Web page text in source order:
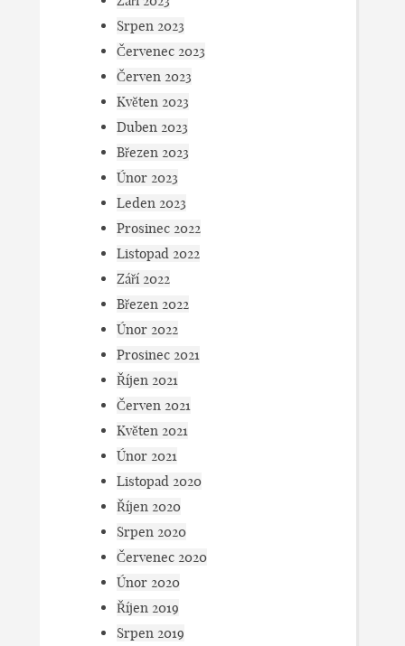
Srpen 2023
Červenec 2023
Červen 2023
Květen 2023
Duben 2023
Březen 2023
Únor 2023
Leden 2023
Prosinec 2022
Listopad 2022
Září 2022
Březen 2022
Únor 2022
Prosinec 2021
Říjen 2021
Červen 2021
Květen 2021
Únor 2021
Listopad 2020
Říjen 2020
Srpen 2020
Červenec 2020
Únor 2020
Říjen 2019
Srpen 2019